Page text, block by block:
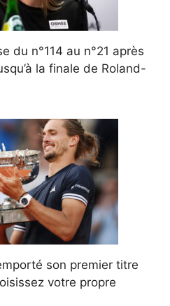
du n°114 au n°21 après
la finale de Roland-
son premier titre
votre propre